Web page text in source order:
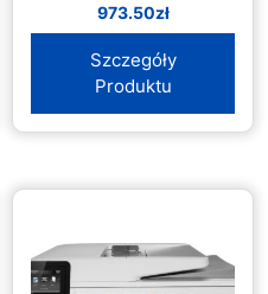
973.50zł
Szczegóły
Produktu